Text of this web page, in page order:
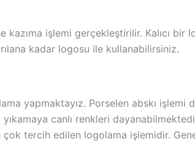
kazıma işlemi gerçekleştirilir. Kalıcı
kadar logosu ile kullanabilirsiniz.
yapmaktayız. Porselen abskı
canlı renkleri
tercih edilen logolama işlemidir.